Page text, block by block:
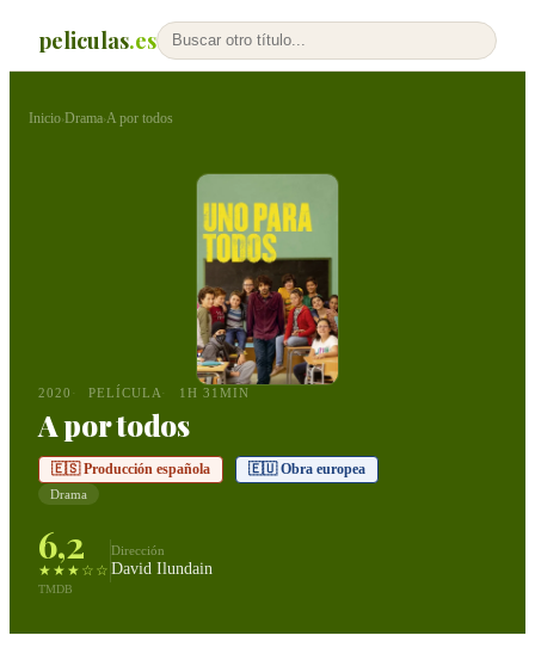
peliculas.es
Inicio›Drama›A por todos
2020 PELÍCULA 1H 31MIN
A por todos
🇪🇸 Producción española 🇪🇺 Obra europea
Drama
6,2
★★★☆☆
TMDB
Dirección
David Ilundain